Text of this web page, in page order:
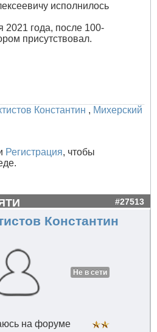
исполнилось
2021 года, после 100-
присутствовал.
Константин , Михерский
Регистрация, чтобы
#27513
Константин
Не в сети
на форуме